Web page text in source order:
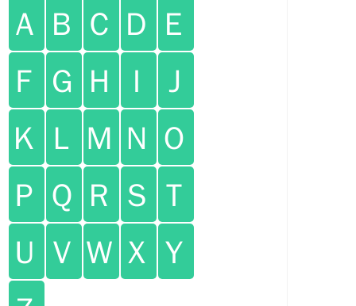
Ａ Ｂ Ｃ Ｄ Ｅ
Ｆ Ｇ Ｈ Ｉ
Ｊ
Ｋ Ｌ Ｍ Ｎ Ｏ
Ｐ Ｑ Ｒ Ｓ Ｔ
Ｕ Ｖ Ｗ Ｘ Ｙ